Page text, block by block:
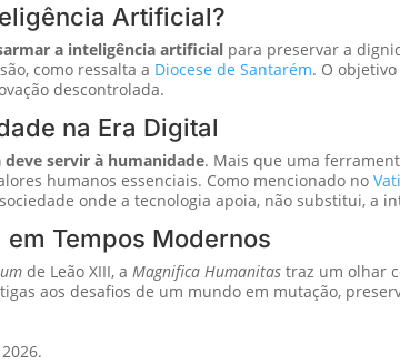
Artificial?
a inteligência artificial para preservar a
como ressalta a Diocese de Santarém. O
descontrolada.
na Era Digital
deve servir à humanidade. Mais que uma
humanos essenciais. Como mencionado no
onde a tecnologia apoia, não substitui, a
Tempos Modernos
de Leão XIII, aMagnifica Humanitas traz um olhar
aos desafios de um mundo em mutação,